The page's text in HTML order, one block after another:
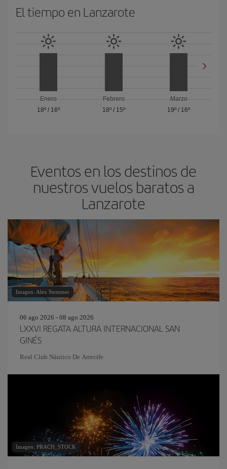
El tiempo en Lanzarote
Enero
18º/ 16º
Febrero
18º/ 15º
Marzo
19º / 16º
Eventos en los destinos de
nuestros vuelos baratos a
Lanzarote
Imagen: Alex Stemmer
06 ago 2026 - 08 ago 2026
LXXVI REGATA ALTURA INTERNACIONAL SAN
GINÉS
Real Club Náutico De Arrecife
Imagen: PRACH_STOCK